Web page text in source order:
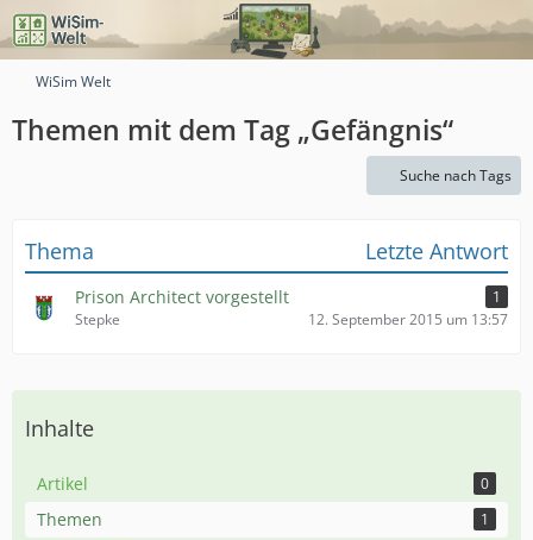
WiSim Welt
Themen mit dem Tag „Gefängnis“
Suche nach Tags
Thema Letzte Antwort
Prison Architect vorgestellt
1
Stepke
12. September 2015 um 13:57
Inhalte
Artikel 0
Themen 1